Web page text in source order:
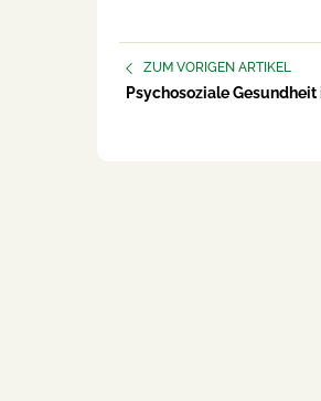
ZUM VORIGEN ARTIKEL
Psychosoziale